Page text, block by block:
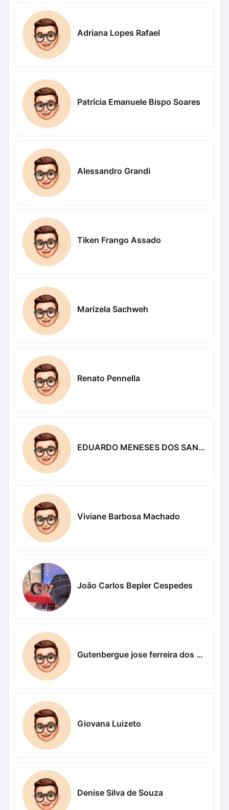
Adriana Lopes Rafael
Patrícia Emanuele Bispo Soares
Alessandro Grandi
Tiken Frango Assado
Marizela Sachweh
Renato Pennella
EDUARDO MENESES DOS SANTÓS
Viviane Barbosa Machado
João Carlos Bepler Cespedes
Gutenbergue jose ferreira dos santos Nogueira Nogueira
Giovana Luizeto
Denise Silva de Souza